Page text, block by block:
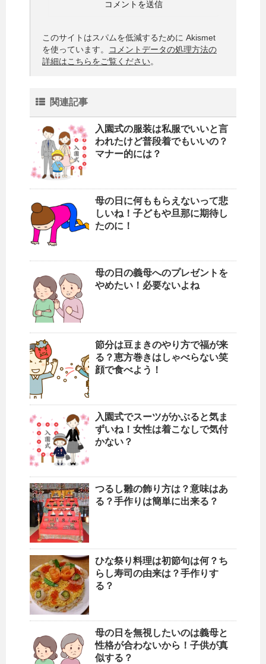
このサイトはスパムを低減するために Akismet
を使っています。
コメントデータの処理方法の
詳細はこちらをご覧ください。
関連記事
入園式の服装は私服でいいと言
われたけど普段着でもいいの？
マナー的には？
母の日に何ももらえないって悲
しいね！子どもや旦那に期待し
たのに！
母の日の義母へのプレゼントを
やめたい！必要ないよね
節分は豆まきのやり方で福が来
る？恵方巻きはしゃべらない笑
顔で食べよう！
入園式でスーツがかぶると気ま
ずいね！女性は着こなしで気付
かない？
つるし雛の飾り方は？意味はあ
る？手作りは簡単に出来る？
ひな祭り料理は初節句は何？ち
らし寿司の由来は？手作りす
る？
母の日を無視したいのは義母と
性格が合わないから！子供が真
似する？